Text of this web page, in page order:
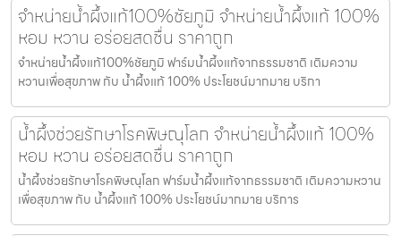
จำหน่ายน้ำผึ้งแท้100%ชัยภูมิ จำหน่ายน้ำผึ้งแท้ 100%
หอม หวาน อร่อยสดชื่น ราคาถูก
จำหน่ายน้ำผึ้งแท้100%ชัยภูมิ ฟาร์มน้ำผึ้งแท้จากธรรมชาติ เติมความ
หวานเพื่อสุขภาพ กับ น้ำผึ้งแท้ 100% ประโยชน์มากมาย บริกา
น้ำผึ้งช่วยรักษาโรคพิษณุโลก จำหน่ายน้ำผึ้งแท้ 100%
หอม หวาน อร่อยสดชื่น ราคาถูก
น้ำผึ้งช่วยรักษาโรคพิษณุโลก ฟาร์มน้ำผึ้งแท้จากธรรมชาติ เติมความหวาน
เพื่อสุขภาพ กับ น้ำผึ้งแท้ 100% ประโยชน์มากมาย บริการ